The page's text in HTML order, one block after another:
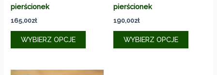
pierścionek
165,00zł
WYBIERZ OPCJE
Ten
pierścionek
190,00zł
WYBIERZ OPCJE
Ten